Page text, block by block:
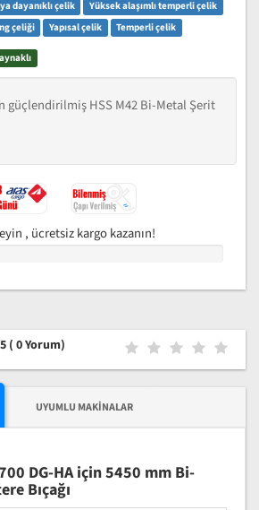
dayanıklı çelik
Yüksek alaşımlı temperli çelik
çeliği Yapısal çelik Temperli çelik
güçlendirilmiş HSS M42 Bi-Metal Şerit
, ücretsiz kargo kazanın!
( 0 Yorum)
UYUMLU MAKINALAR
DG-HA için 5450 mm Bi-
Bıçağı